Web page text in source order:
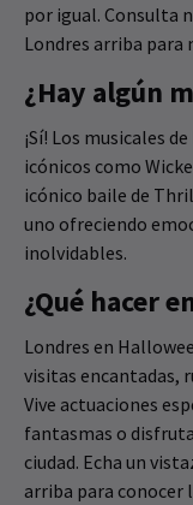
por igual. Consulta
Londres arriba para
¿Hay algún
¡Sí! Los musicales
icónicos como
icónico baile de
uno ofreciendo
inolvidables.
¿Qué hacer
Londres en
visitas encantadas,
Vive actuaciones
fantasmas o
ciudad. Echa un
arriba para